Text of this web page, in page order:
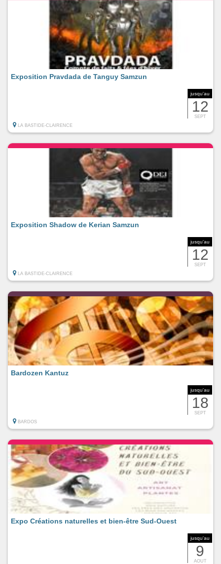
jusqu'au
12
SEPT
Exposition Pravdada de Tanguy Samzun
LA BASTIDE-CLAIRENCE
jusqu'au
12
SEPT
Exposition Shadow de Kerian Samzun
LA BASTIDE-CLAIRENCE
jusqu'au
18
SEPT
Bardozen Kantuz
BARDOS
jusqu'au
9
AOUT
Expo Créations naturelles et bien-être Sud-Ouest